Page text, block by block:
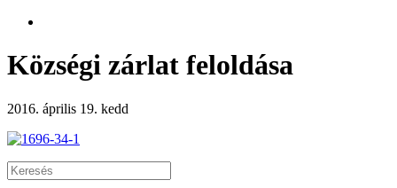
Községi zárlat feloldása
2016. április 19. kedd